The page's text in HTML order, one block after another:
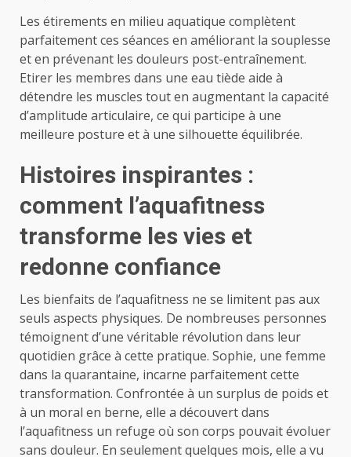
Les étirements en milieu aquatique complètent
parfaitement ces séances en améliorant la souplesse
et en prévenant les douleurs post-entraînement.
Etirer les membres dans une eau tiède aide à
détendre les muscles tout en augmentant la capacité
d’amplitude articulaire, ce qui participe à une
meilleure posture et à une silhouette équilibrée.
Histoires inspirantes :
comment l’aquafitness
transforme les vies et
redonne confiance
Les bienfaits de l’aquafitness ne se limitent pas aux
seuls aspects physiques. De nombreuses personnes
témoignent d’une véritable révolution dans leur
quotidien grâce à cette pratique. Sophie, une femme
dans la quarantaine, incarne parfaitement cette
transformation. Confrontée à un surplus de poids et
à un moral en berne, elle a découvert dans
l’aquafitness un refuge où son corps pouvait évoluer
sans douleur. En seulement quelques mois, elle a vu